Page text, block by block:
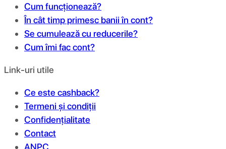
Cum funcționează?
În cât timp primesc banii în cont?
Se cumulează cu reducerile?
Cum îmi fac cont?
Link-uri utile
Ce este cashback?
Termeni și condiții
Confidențialitate
Contact
ANPC